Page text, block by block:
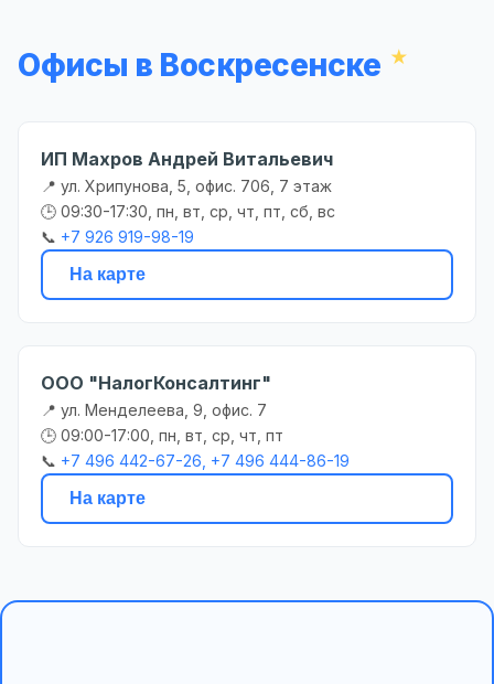
Офисы в Воскресенске
ИП Махров Андрей Витальевич
📍 ул. Хрипунова, 5, офис. 706, 7 этаж
🕒 09:30-17:30, пн, вт, ср, чт, пт, сб, вс
📞 +7 926 919-98-19
На карте
ООО "НалогКонсалтинг"
📍 ул. Менделеева, 9, офис. 7
🕒 09:00-17:00, пн, вт, ср, чт, пт
📞 +7 496 442-67-26, +7 496 444-86-19
На карте